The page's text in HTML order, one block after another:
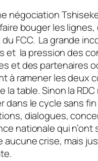
négociation
bouger les
FCC. La grande
et la pression des
et des partenaires
à ramener les deux
la table. Sinon la
dans le cycle sans
dialogues,
nationale qui n’ont
aucune crise, mais